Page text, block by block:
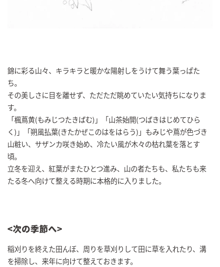
錦に彩る山々、キラキラと暖かな陽射しをうけて舞う葉っぱた
ち。
その美しさに目を離せず、ただただ眺めていたい気持ちになりま
す。
「楓蔦黄(もみじつたきばむ)」「山茶始開(つばきはじめてひら
く)」「朔風払葉(きたかぜこのはをはらう)」もみじや蔦が色づき
山粧い、サザンカ咲き始め、冷たい風が木々の枯れ葉を落とす
頃。
立冬を迎え、紅葉がまたひとつ進み、山の者たちも、私たちも来
たる冬へ向けて整える時期に本格的に入りました。
<次の季節へ>
稲刈りを終えた田んぼ、周りを草刈りして田に草を入れたり、溝
を掃除し、来年に向けて整えておきます。